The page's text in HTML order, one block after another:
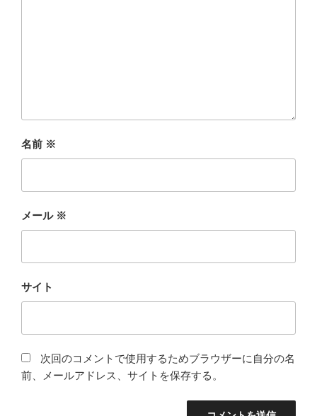
名前 ※
メール ※
サイト
次回のコメントで使用するためブラウザーに自分の名
前、メールアドレス、サイトを保存する。